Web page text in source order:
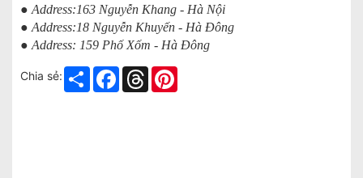
● Address:163 Nguyễn Khang - Hà Nội
● Address:18 Nguyễn Khuyến - Hà Đông
● Address: 159 Phố Xốm - Hà Đông
Chia sẻ: Share Facebook
Threads